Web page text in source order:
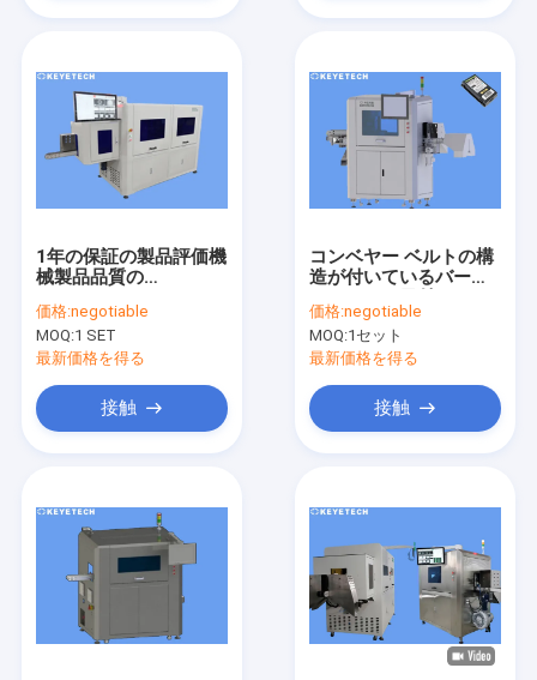
プロダクト
私達について
工場旅行
1年の保証の製品評価機
械製品品質の
価格:negotiable
MOQ:1 SET
最新価格を得る
接触
コンベヤー ベルトの構
造が付いているバーコ
目視検差装置
価格:negotiable
MOQ:1セット
最新価格を得る
接触